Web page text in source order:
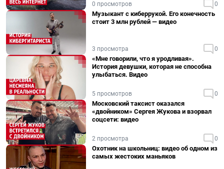
0 просмотров 0
Музыкант с киберрукой. Его конечность
стоит 3 млн рублей — видео
3 просмотра 0
«Мне говорили, что я уродливая».
История девушки, которая не способна
улыбаться. Видео
5 просмотров 0
Московский таксист оказался
«двойником» Сергея Жукова и взорвал
соцсети: видео
2 просмотра 0
Охотник на школьниц: видео об одном из
самых жестоких маньяков